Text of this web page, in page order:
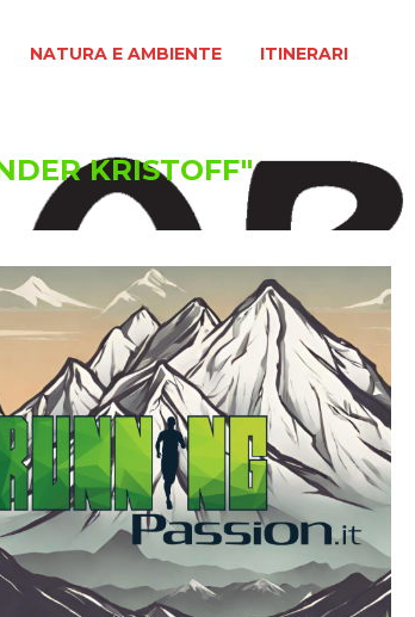
NATURA E AMBIENTE ITINERARI
KRISTOFF"